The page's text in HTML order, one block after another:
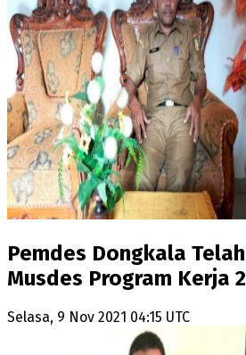
Pemdes Dongkala
Musdes Program Kerja
Selasa, 9 Nov 2021 04:15 UTC